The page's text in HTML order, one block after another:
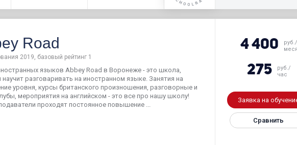
Road
2019, базовый рейтинг 1
языков Abbey Road в Воронеже - это школа,
научит разговаривать на иностранном языке. Занятия на
уровня, курсы британского произношения, разговорные и
мероприятия на английском - это все про нашу школу!
проходят постоянное повышение ...
4 400
руб./
275
руб./
час
Заявка на
Сравнить